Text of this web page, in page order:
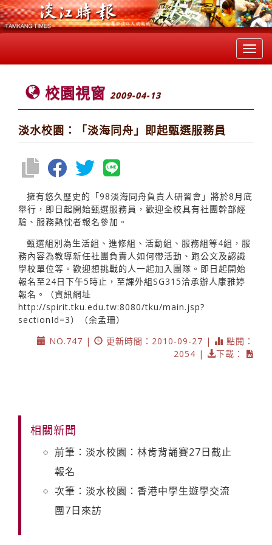
校園視窗 2009-04-13
淡水校園：「淡海同舟」即起甄選服務員
擁有悠久歷史的「98淡海同舟負責人研習會」將於8月底
舉行，即日起開始甄選服務員，歡迎全校具有社團幹部經
驗、服務熱忱者報名參加。
甄選組別為生活組、進修組、活動組、服務組等4組，服
務內容為教導新任社團負責人如何帶活動、跑公文及認識
學校單位等。歡迎想挑戰的人一起加入團隊。即日起開始
報名至24日下午5時止，至課外組SG315洽承辦人康雅婷
報名。（資訊網址
http://spirit.tku.edu.tw:8080/tku/main.jsp?
sectionId=3）（余孟珊）
NO.747 |
更新時間：2010-09-27 |
點閱：
2054 |
下載：
相關新聞
前筆：淡水校園：林肯背誦賽27日截止
報名
次筆：淡水校園：香港中學生遊學交流
團7日來訪